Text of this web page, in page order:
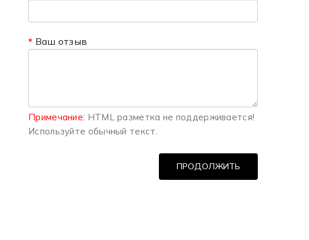
Ваш отзыв
Примечание: HTML разметка не поддерживается!
Используйте обычный текст.
ПРОДОЛЖИТЬ